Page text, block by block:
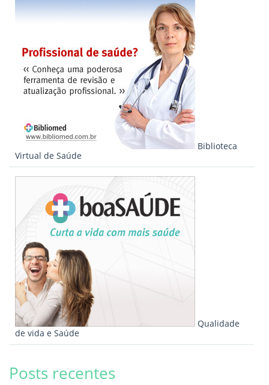
Biblioteca
Virtual de Saúde
Qualidade
de vida e Saúde
Posts recentes